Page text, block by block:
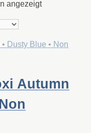
angezeigt
Autumn